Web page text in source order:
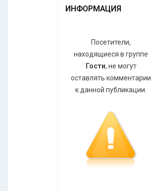
ИНФОРМАЦИЯ
Посетители,
находящиеся в группе
Гости, не могут
оставлять комментарии
к данной публикации.